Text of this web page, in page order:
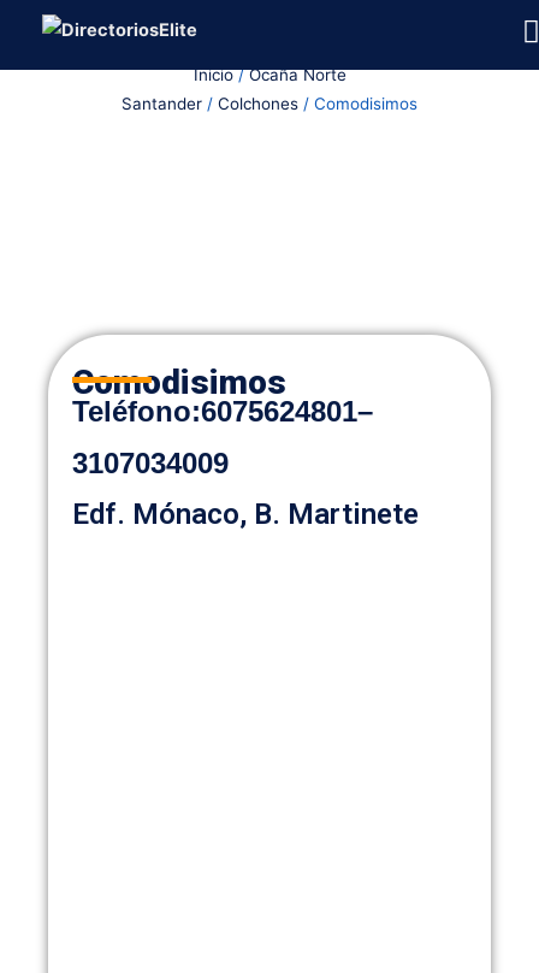
Inicio/Ocaña Norte
Santander / Colchones / Comodisimos
Comodisimos
Teléfono:6075624801–
3107034009
Edf. Mónaco, B. Martinete